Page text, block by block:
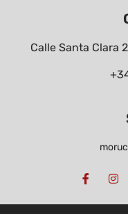
Calle Santa Clara